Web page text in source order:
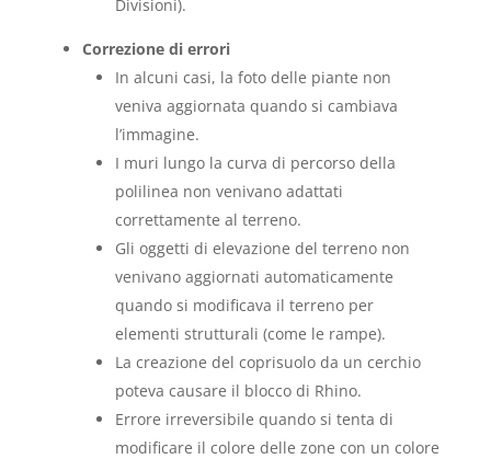
Divisioni).
Correzione di errori
In alcuni casi, la foto delle piante non
veniva aggiornata quando si cambiava
l’immagine.
I muri lungo la curva di percorso della
polilinea non venivano adattati
correttamente al terreno.
Gli oggetti di elevazione del terreno non
venivano aggiornati automaticamente
quando si modificava il terreno per
elementi strutturali (come le rampe).
La creazione del coprisuolo da un cerchio
poteva causare il blocco di Rhino.
Errore irreversibile quando si tenta di
modificare il colore delle zone con un colore